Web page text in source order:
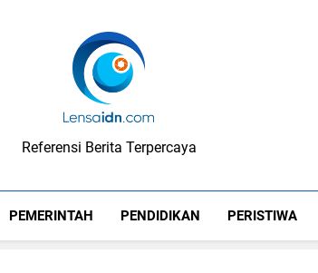
LensaIDN
Referensi Berita Terpercaya
PEMERINTAH PENDIDIKAN PERISTIWA